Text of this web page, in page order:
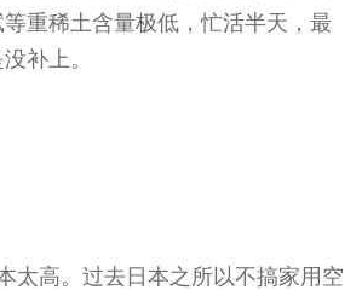
重稀土含量极低，忙活半天，最
补上。
太高。过去日本之所以不搞家用空